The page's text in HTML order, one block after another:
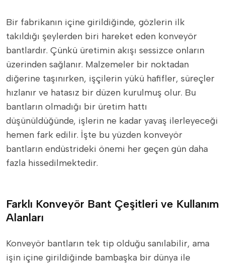
Bir fabrikanın içine girildiğinde, gözlerin ilk
takıldığı şeylerden biri hareket eden konveyör
bantlardır. Çünkü üretimin akışı sessizce onların
üzerinden sağlanır. Malzemeler bir noktadan
diğerine taşınırken, işçilerin yükü hafifler, süreçler
hızlanır ve hatasız bir düzen kurulmuş olur. Bu
bantların olmadığı bir üretim hattı
düşünüldüğünde, işlerin ne kadar yavaş ilerleyeceği
hemen fark edilir. İşte bu yüzden konveyör
bantların endüstrideki önemi her geçen gün daha
fazla hissedilmektedir.
Farklı Konveyör Bant Çeşitleri ve Kullanım
Alanları
Konveyör bantların tek tip olduğu sanılabilir, ama
işin içine girildiğinde bambaşka bir dünya ile